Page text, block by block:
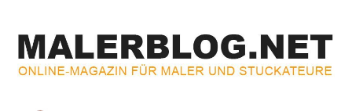
springen
secondary
menu
springen
springen